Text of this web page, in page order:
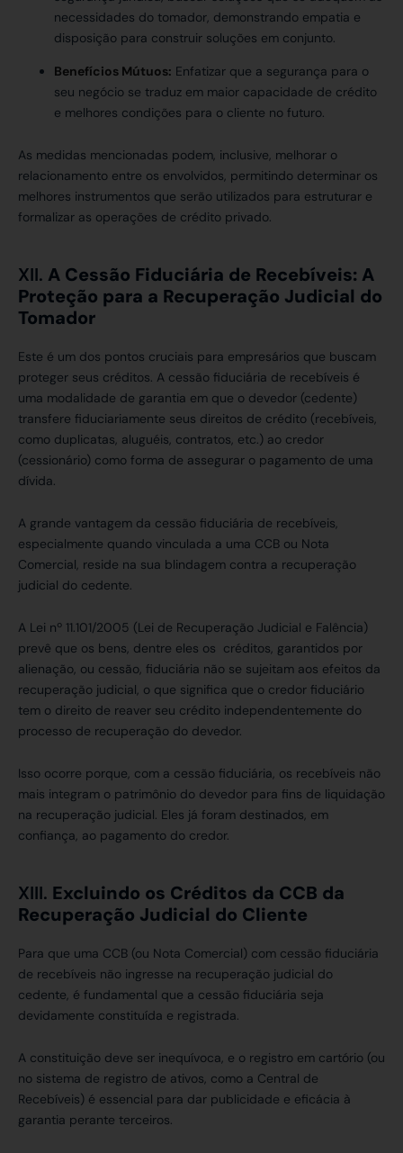
necessidades do tomador, demonstrando empatia e
disposição para construir soluções em conjunto.
Benefícios Mútuos: Enfatizar que a segurança para o
seu negócio se traduz em maior capacidade de crédito
e melhores condições para o cliente no futuro.
As medidas mencionadas podem, inclusive, melhorar o
relacionamento entre os envolvidos, permitindo determinar os
melhores instrumentos que serão utilizados para estruturar e
formalizar as operações de crédito privado.
XII. A Cessão Fiduciária de Recebíveis: A
Proteção para a Recuperação Judicial do
Tomador
Este é um dos pontos cruciais para empresários que buscam
proteger seus créditos. A cessão fiduciária de recebíveis é
uma modalidade de garantia em que o devedor (cedente)
transfere fiduciariamente seus direitos de crédito (recebíveis,
como duplicatas, aluguéis, contratos, etc.) ao credor
(cessionário) como forma de assegurar o pagamento de uma
dívida.
A grande vantagem da cessão fiduciária de recebíveis,
especialmente quando vinculada a uma CCB ou Nota
Comercial, reside na sua blindagem contra a recuperação
judicial do cedente.
A Lei nº 11.101/2005 (Lei de Recuperação Judicial e Falência)
prevê que os bens, dentre eles os créditos, garantidos por
alienação, ou cessão, fiduciária não se sujeitam aos efeitos da
recuperação judicial, o que significa que o credor fiduciário
tem o direito de reaver seu crédito independentemente do
processo de recuperação do devedor.
Isso ocorre porque, com a cessão fiduciária, os recebíveis não
mais integram o patrimônio do devedor para fins de liquidação
na recuperação judicial. Eles já foram destinados, em
confiança, ao pagamento do credor.
XIII. Excluindo os Créditos da CCB da
Recuperação Judicial do Cliente
Para que uma CCB (ou Nota Comercial) com cessão fiduciária
de recebíveis não ingresse na recuperação judicial do
cedente, é fundamental que a cessão fiduciária seja
devidamente constituída e registrada.
A constituição deve ser inequívoca, e o registro em cartório (ou
no sistema de registro de ativos, como a Central de
Recebíveis) é essencial para dar publicidade e eficácia à
garantia perante terceiros.